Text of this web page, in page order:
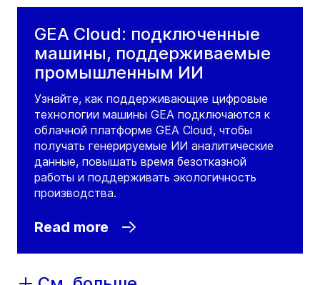
GEA Cloud: подключенные
машины, поддерживаемые
промышленным ИИ
Узнайте, как поддерживающие цифровые
технологии машины GEA подключаются к
облачной платформе GEA Cloud, чтобы
получать генерируемые ИИ аналитические
данные, повышать время безотказной
работы и поддерживать экологичность
производства.
Read more